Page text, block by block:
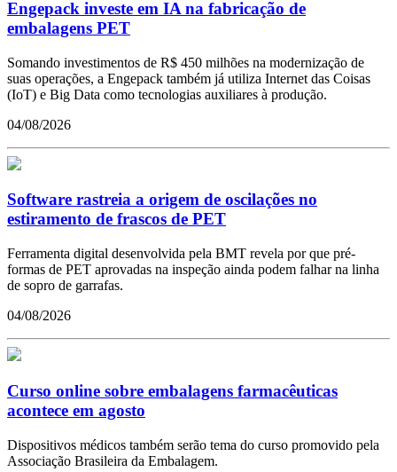
Engepack investe em IA na fabricação de
embalagens PET
Somando investimentos de R$ 450 milhões na modernização de
suas operações, a Engepack também já utiliza Internet das Coisas
(IoT) e Big Data como tecnologias auxiliares à produção.
04/08/2026
Software rastreia a origem de oscilações no
estiramento de frascos de PET
Ferramenta digital desenvolvida pela BMT revela por que pré-
formas de PET aprovadas na inspeção ainda podem falhar na linha
de sopro de garrafas.
04/08/2026
Curso online sobre embalagens farmacêuticas
acontece em agosto
Dispositivos médicos também serão tema do curso promovido pela
Associação Brasileira da Embalagem.